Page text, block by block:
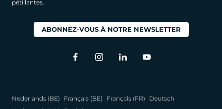
pétillantes.
ABONNEZ-VOUS À NOTRE NEWSLETTER
Nederlands (BE) Français (BE) Français (FR)
Deutsch